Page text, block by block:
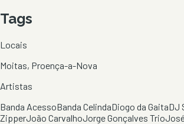
Tags
Locais
Moitas, Proença-a-Nova
Artistas
Banda AcessoBanda CelindaDiogo da GaitaDJ
ZipperJoão CarvalhoJorge Gonçalves Trio